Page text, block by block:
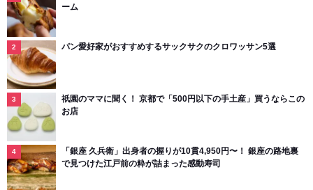
ーム
パン愛好家がおすすめするサックサクのクロワッサン5選
祇園のママに聞く！ 京都で「500円以下の手土産」買うならこの
お店
「銀座 久兵衛」出身者の握りが10貫4,950円〜！ 銀座の路地裏
で見つけた江戸前の粋が詰まった感動寿司